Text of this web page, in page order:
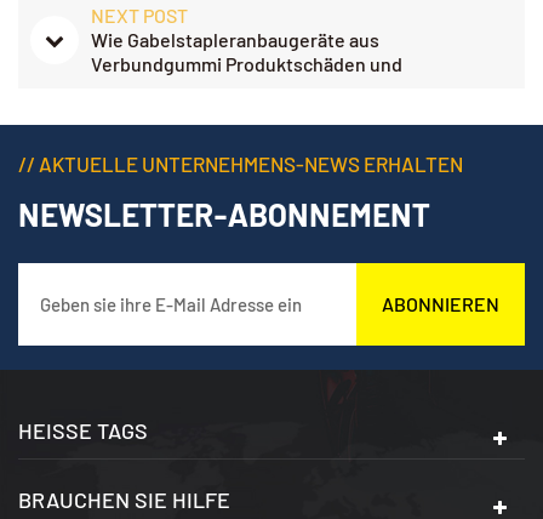
NEXT POST
Wie Gabelstapleranbaugeräte aus
Verbundgummi Produktschäden und
// AKTUELLE UNTERNEHMENS-NEWS ERHALTEN
NEWSLETTER-ABONNEMENT
ABONNIEREN
HEISSE TAGS
BRAUCHEN SIE HILFE